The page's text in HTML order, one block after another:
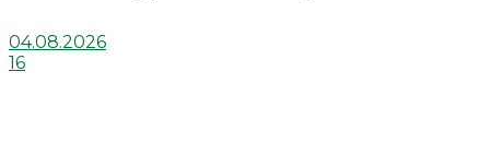
04.08.2026
16